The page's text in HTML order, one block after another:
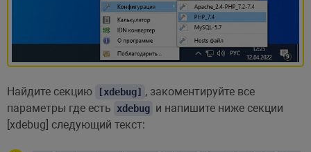
Найдите секцию [xdebug] , закоментируйте все
параметры где есть
xdebug и напишите ниже секции
[xdebug] следующий текст: